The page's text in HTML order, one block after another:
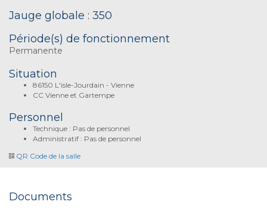
Jauge globale : 350
Période(s) de fonctionnement
Permanente
Situation
86150 L'isle-Jourdain - Vienne
CC Vienne et Gartempe
Personnel
Technique : Pas de personnel
Administratif : Pas de personnel
QR Code de la salle
Documents